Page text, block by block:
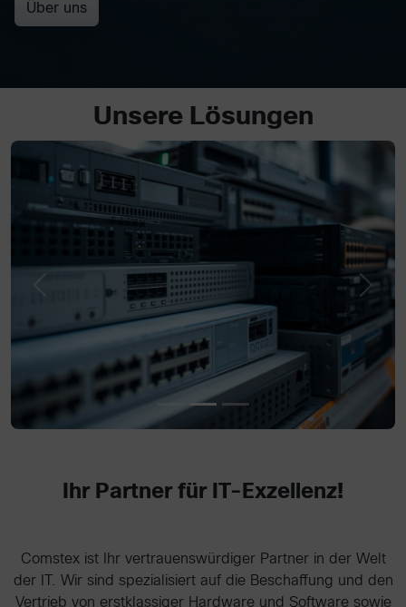
Über uns
Unsere Lösungen
Previous Next
Ihr Partner für IT-Exzellenz!
Comstex ist Ihr vertrauenswürdiger Partner in der Welt
der IT. Wir sind spezialisiert auf die Beschaffung und den
Vertrieb von erstklassiger Hardware und Software sowie